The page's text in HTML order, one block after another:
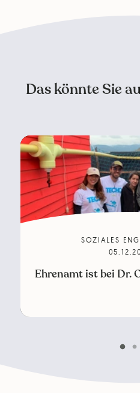
Das könnte Sie
SOZIALES
Ehrenamt ist bei Dr.